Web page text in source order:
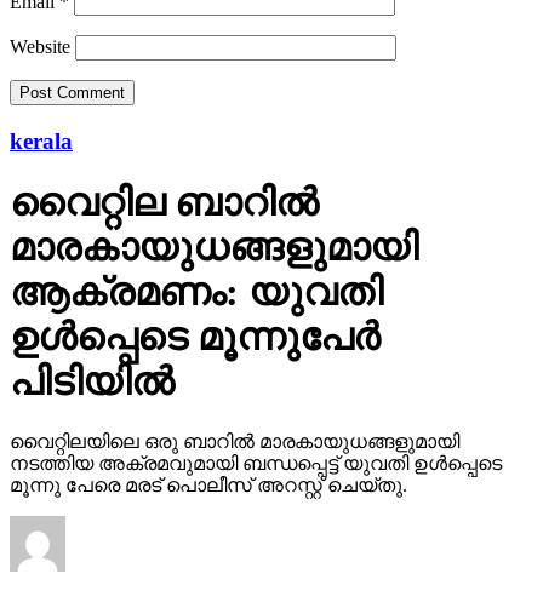
Website
kerala
വൈറ്റില ബാറില്‍
മാരകായുധങ്ങളുമായി
ആക്രമണം: യുവതി
ഉള്‍പ്പെടെ മൂന്നുപേര്‍
പിടിയില്‍
വൈറ്റിലയിലെ ഒരു ബാറില്‍ മാരകായുധങ്ങളുമായി
നടത്തിയ അക്രമവുമായി ബന്ധപ്പെട്ട് യുവതി ഉള്‍പ്പെടെ
മൂന്നു പേരെ മരട് പൊലീസ് അറസ്റ്റ് ചെയ്തു.